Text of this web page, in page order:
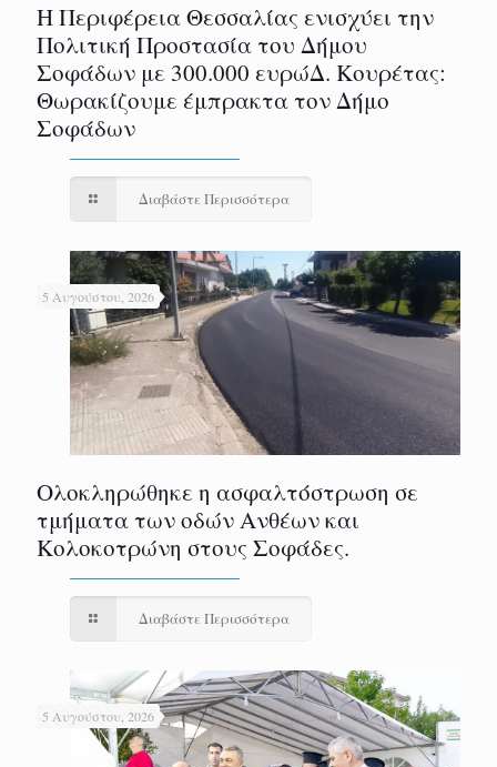
Η Περιφέρεια Θεσσαλίας ενισχύει την
Πολιτική Προστασία του Δήμου
Σοφάδων με 300.000 ευρώΔ. Κουρέτας:
Θωρακίζουμε έμπρακτα τον Δήμο
Σοφάδων
Διαβάστε Περισσότερα
5 Αυγούστου, 2026
Ολοκληρώθηκε η ασφαλτόστρωση σε
τμήματα των οδών Ανθέων και
Κολοκοτρώνη στους Σοφάδες.
Διαβάστε Περισσότερα
5 Αυγούστου, 2026